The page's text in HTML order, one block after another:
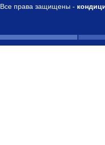
Все права защищены -